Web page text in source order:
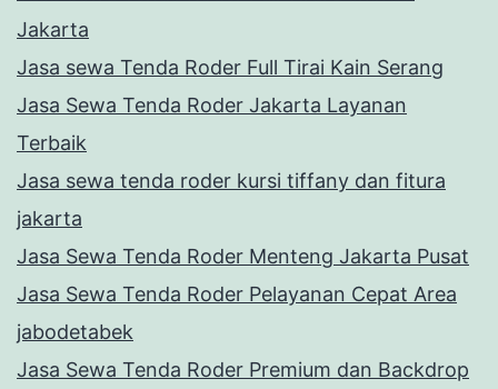
Jakarta
Jasa sewa Tenda Roder Full Tirai Kain Serang
Jasa Sewa Tenda Roder Jakarta Layanan
Terbaik
Jasa sewa tenda roder kursi tiffany dan fitura
jakarta
Jasa Sewa Tenda Roder Menteng Jakarta Pusat
Jasa Sewa Tenda Roder Pelayanan Cepat Area
jabodetabek
Jasa Sewa Tenda Roder Premium dan Backdrop